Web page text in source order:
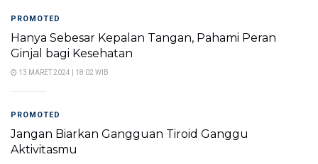
PROMOTED
Hanya Sebesar Kepalan Tangan, Pahami Peran
Ginjal bagi Kesehatan
13 MARET 2024 | 18:02 WIB
PROMOTED
Jangan Biarkan Gangguan Tiroid Ganggu
Aktivitasmu